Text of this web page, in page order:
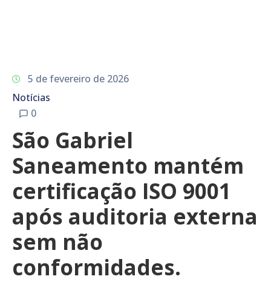
5 de fevereiro de 2026
Notícias
0
São Gabriel
Saneamento mantém
certificação ISO 9001
após auditoria externa
sem não
conformidades.